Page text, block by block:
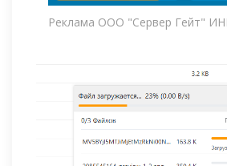
Реклама ООО "Сервер Гейт"